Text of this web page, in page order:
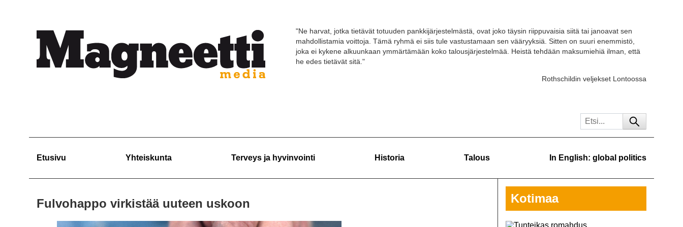
"Ne harvat, jotka tietävät totuuden pankkijärjestelmästä, ovat joko täysin riippuvaisia siitä tai janoavat sen
mahdollistamia voittoja. Tämä ryhmä ei siis tule vastustamaan sen vääryyksiä. Sitten on suuri enemmistö,
joka ei kykene alkuunkaan ymmärtämään koko talousjärjestelmää. Heistä tehdään maksumiehiä ilman, että
he edes tietävät sitä."
Rothschildin veljekset Lontoossa
Etusivu Yhteiskunta Terveys ja hyvinvointi Historia Talous In English: global politics
Fulvohappo virkistää uuteen uskoon Kotimaa